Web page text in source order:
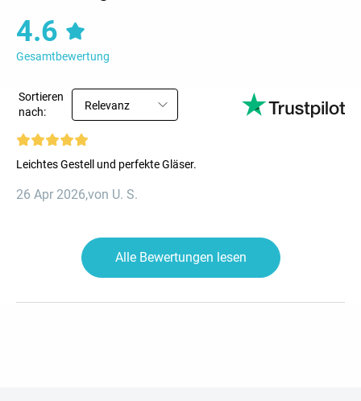
4.6
Gesamtbewertung
Sortieren
nach:
Relevanz
Leichtes Gestell und perfekte Gläser.
26 Apr 2026,von U. S.
Alle Bewertungen lesen